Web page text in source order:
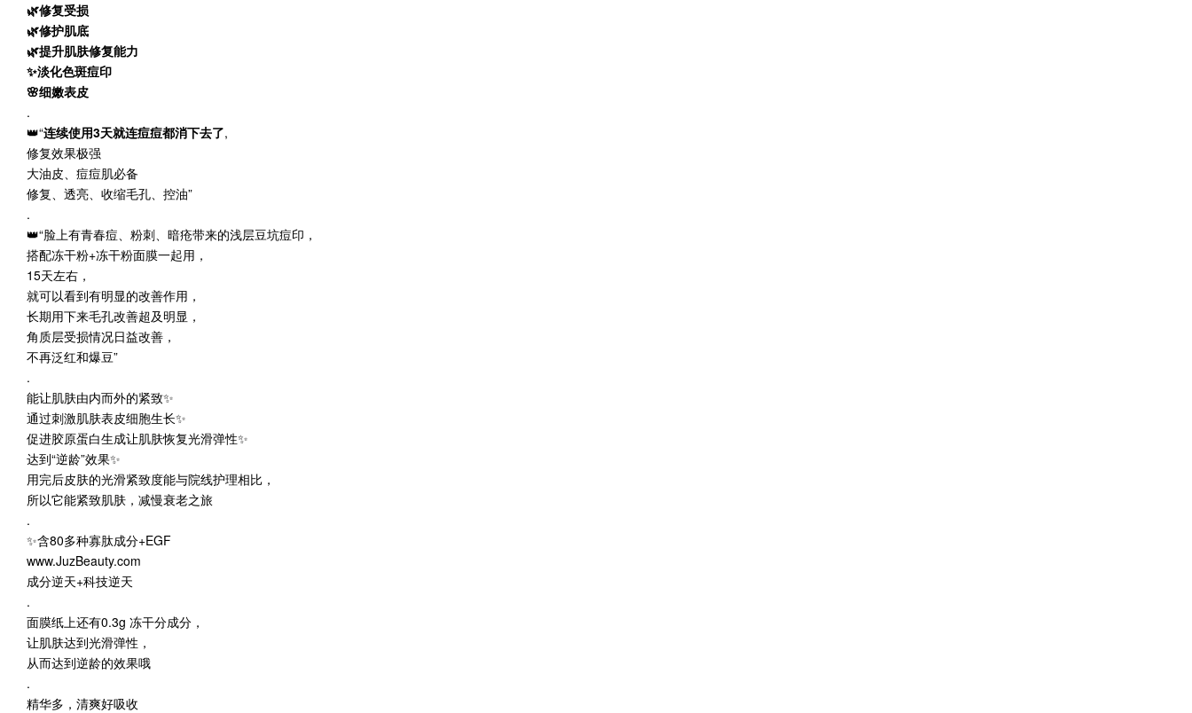
🌿修复受损
🌿修护肌底
🌿提升肌肤修复能力
✨淡化色斑痘印
🌸细嫩表皮
.
👑“连续使用3天就连痘痘都消下去了,
修复效果极强
大油皮、痘痘肌必备
修复、透亮、收缩毛孔、控油”
.
👑“脸上有青春痘、粉刺、暗疮带来的浅层豆坑痘印，
搭配冻干粉+冻干粉面膜一起用，
15天左右，
就可以看到有明显的改善作用，
长期用下来毛孔改善超及明显，
角质层受损情况日益改善，
不再泛红和爆豆”
.
能让肌肤由内而外的紧致✨
通过刺激肌肤表皮细胞生长✨
促进胶原蛋白生成让肌肤恢复光滑弹性✨
达到“逆龄”效果✨
用完后皮肤的光滑紧致度能与院线护理相比，
所以它能紧致肌肤，减慢衰老之旅
.
✨含80多种寡肽成分+EGF
www.JuzBeauty.com
成分逆天+科技逆天
.
面膜纸上还有0.3g 冻干分成分，
让肌肤达到光滑弹性，
从而达到逆龄的效果哦
.
精华多，清爽好吸收